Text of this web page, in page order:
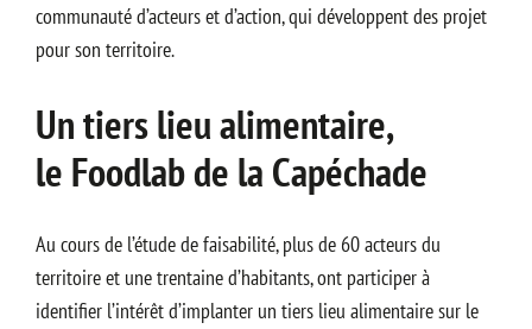
communauté d’acteurs et d’action, qui développent des projet
pour son territoire.
Un tiers lieu alimentaire,
le Foodlab de la Capéchade
Au cours de l’étude de faisabilité, plus de 60 acteurs du
territoire et une trentaine d’habitants, ont participer à
identifier l’intérêt d’implanter un tiers lieu alimentaire sur le